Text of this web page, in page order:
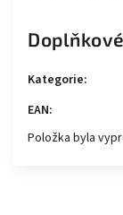
Kategorie:
EAN:
Položka byla